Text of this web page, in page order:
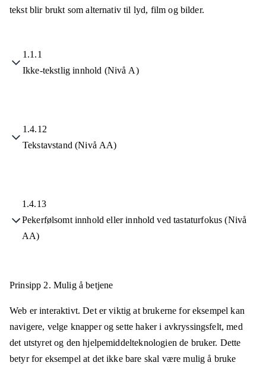
tekst blir brukt som alternativ til lyd, film og bilder.
1.1.1
Ikke-tekstlig innhold (Nivå A)
1.4.12
Tekstavstand (Nivå AA)
1.4.13
Pekerfølsomt innhold eller innhold ved tastaturfokus (Nivå
AA)
Prinsipp 2. Mulig å betjene
Web er interaktivt. Det er viktig at brukerne for eksempel kan
navigere, velge knapper og sette haker i avkryssingsfelt, med
det utstyret og den hjelpemiddelteknologien de bruker. Dette
betyr for eksempel at det ikke bare skal være mulig å bruke